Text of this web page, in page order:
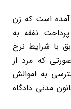
قانون مدنی آمده است که زن
نفقه به
با شرایط نرخ
که مرد از
به اموالش
نباشد مطابق مادۀ ۱۱۱۲ و ۱۱۲۹ قانون مدنی دادگاه